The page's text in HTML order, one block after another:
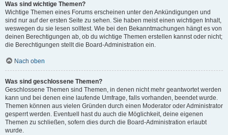
Was sind wichtige Themen?
Wichtige Themen eines Forums erscheinen unter den Ankündigungen und
sind nur auf der ersten Seite zu sehen. Sie haben meist einen wichtigen Inhalt,
weswegen du sie lesen solltest. Wie bei den Bekanntmachungen hängt es von
deinen Berechtigungen ab, ob du wichtige Themen erstellen kannst oder nicht;
die Berechtigungen stellt die Board-Administration ein.
Nach oben
Was sind geschlossene Themen?
Geschlossene Themen sind Themen, in denen nicht mehr geantwortet werden
kann und bei denen eine laufende Umfrage, falls vorhanden, beendet wurde.
Themen können aus vielen Gründen durch einen Moderator oder Administrator
gesperrt werden. Eventuell hast du auch die Möglichkeit, deine eigenen
Themen zu schließen, sofern dies durch die Board-Administration erlaubt
wurde.